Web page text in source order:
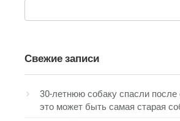
Поиск:
Свежие записи
30-летнюю собаку спасли после
это может быть самая старая